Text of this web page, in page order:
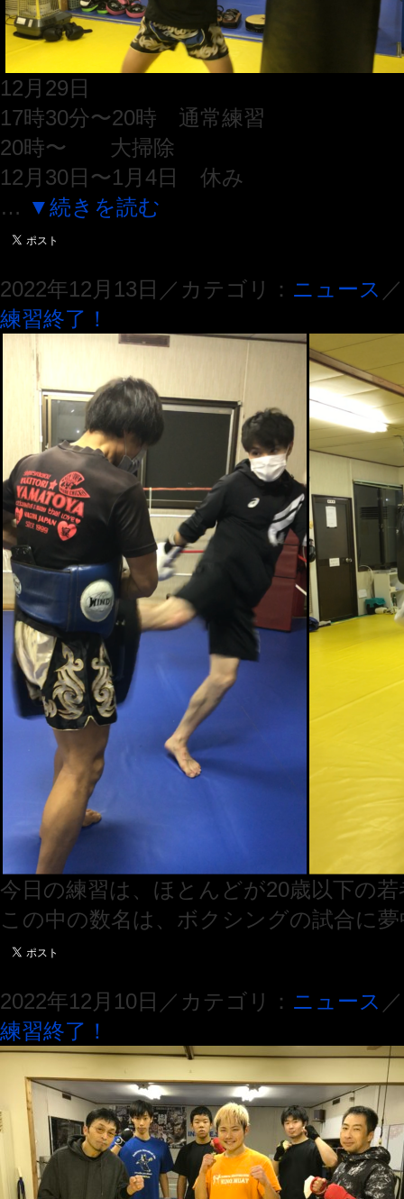
12月29日
17時30分〜20時 通常練習
20時〜 大掃除
12月30日〜1月4日 休み
… ▼続きを読む
2022年12月13日／カテゴリ： ニュース ／
練習終了！
今日の練習は、ほとんどが20歳以下の
この中の数名は、ボクシングの試合に
2022年12月10日／カテゴリ： ニュース ／
練習終了！